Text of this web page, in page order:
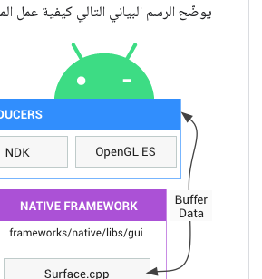
يوضّح الرسم البياني التالي كيفية عمل